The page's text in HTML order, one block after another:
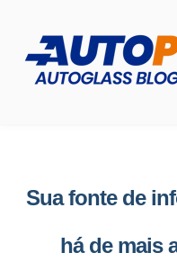
Sua fonte de
há de mais